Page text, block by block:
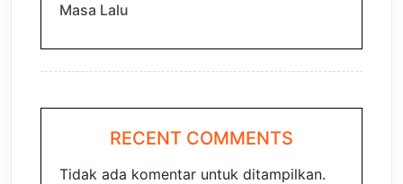
Masa Lalu
RECENT COMMENTS
Tidak ada komentar untuk ditampilkan.